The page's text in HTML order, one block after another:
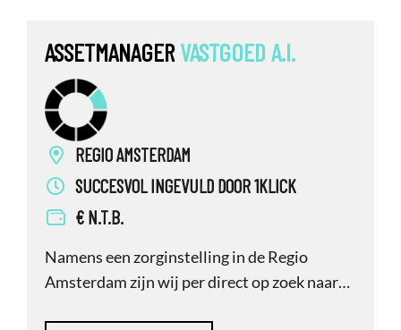
ASSETMANAGERVASTGOED A.I.
REGIO AMSTERDAM
SUCCESVOL INGEVULD DOOR 1KLICK
€ N.T.B.
Namens een zorginstelling in de Regio
Amsterdam zijn wij per direct op zoek naar